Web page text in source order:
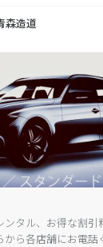
森造道
タル、お得な割引
ら各店舗にお電話